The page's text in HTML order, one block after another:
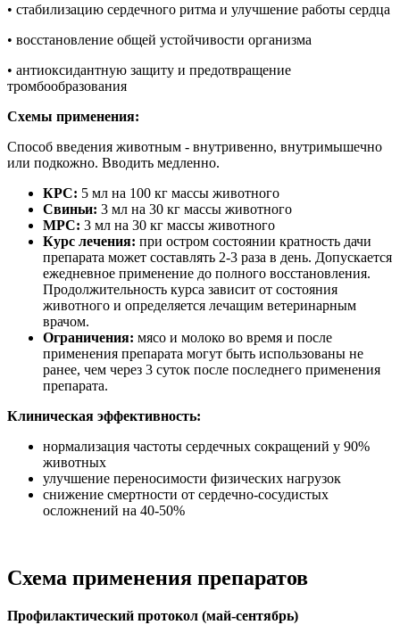
• стабилизацию сердечного ритма и улучшение работы сердца
• восстановление общей устойчивости организма
• антиоксидантную защиту и предотвращение
тромбообразования
Схемы применения:
Способ введения животным - внутривенно, внутримышечно
или подкожно. Вводить медленно.
КРС: 5 мл на 100 кг массы животного
Свиньи: 3 мл на 30 кг массы животного
МРС: 3 мл на 30 кг массы животного
Курс лечения: при остром состоянии кратность дачи
препарата может составлять 2-3 раза в день. Допускается
ежедневное применение до полного восстановления.
Продолжительность курса зависит от состояния
животного и определяется лечащим ветеринарным
врачом.
Ограничения: мясо и молоко во время и после
применения препарата могут быть использованы не
ранее, чем через 3 суток после последнего применения
препарата.
Клиническая эффективность:
нормализация частоты сердечных сокращений у 90%
животных
улучшение переносимости физических нагрузок
снижение смертности от сердечно-сосудистых
осложнений на 40-50%
Схема применения препаратов
Профилактический протокол (май-сентябрь)